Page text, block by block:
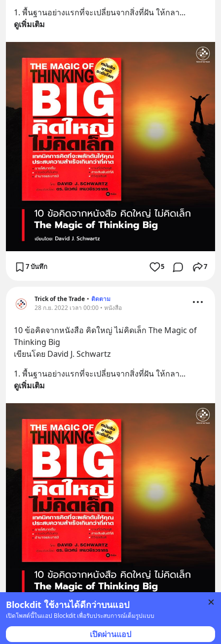
Blockdit ใช้งานได้ดีกว่าบนแอป
เปิดโพสต์นี้ในแอป Blockdit เพื่อรับประสบการณ์เต็มรูปแบบ
เปิดผ่านแอป
1. พื้นฐานอย่างแรกที่จะเปลี่ยนจากสิ่งที่ฝัน ให้กลา...
ดูเพิ่มเติม
7 บันทึก 5 7
Trick of the Trade • ติดตาม
28 ก.ย. 2022 เวลา 00:00 • หนังสือ
10 ข้อคิดจากหนังสือ คิดใหญ่ ไม่คิดเล็ก The Magic of
Thinking Big
เขียนโดย David J. Schwartz
1. พื้นฐานอย่างแรกที่จะเปลี่ยนจากสิ่งที่ฝัน ให้กลา...
ดูเพิ่มเติม
4 บันทึก 1 1